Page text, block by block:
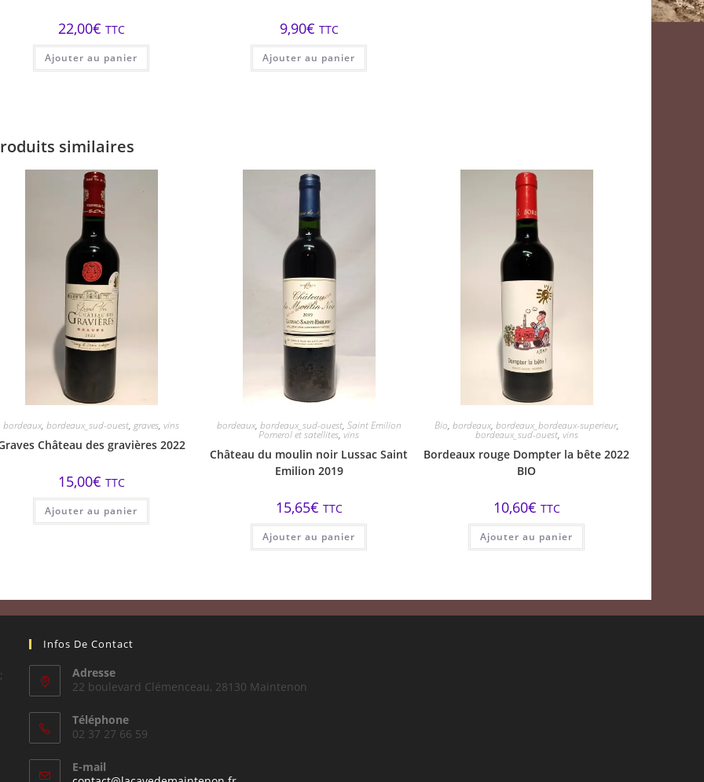
22,00€ TTC
Ajouter au panier
9,90€ TTC
Ajouter au panier
similaires
bordeaux,bordeaux_sud-ouest, graves,vins
Château des gravières 2022
15,00€ TTC
Ajouter au panier
bordeaux, bordeaux_sud-ouest, Saint Emilion
Pomerol et satellites,vins
Château du moulin noir Lussac Saint
Emilion 2019
15,65€ TTC
Ajouter au panier
Bio, bordeaux, bordeaux_bordeaux-superieur,
bordeaux_sud-ouest, vins
Bordeaux rouge Dompter la bête 2022
BIO
10,60€ TTC
Ajouter au panier
Infos De Contact
Adresse
22 boulevard Clémenceau, 28130 Maintenon
Téléphone
02 37 27 66 59
E-mail